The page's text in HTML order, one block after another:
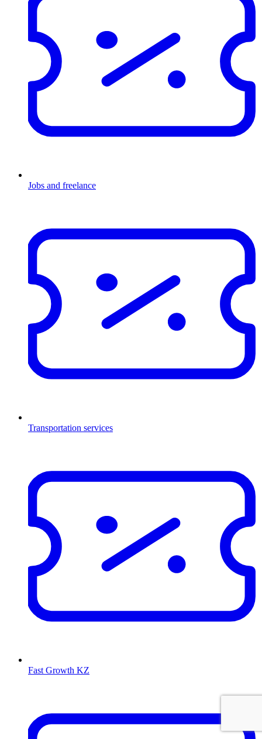
Jobs and freelance
Transportation services
Fast Growth KZ